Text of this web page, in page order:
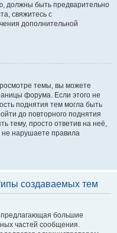
должны быть предварительно
свяжитесь с
дополнительной
темы, вы можете
форума. Если этого не
поднятия тем могла быть
до повторного поднятия
тему, просто ответив на неё,
не нарушаете правила
создаваемых тем
большие
частей сообщения.